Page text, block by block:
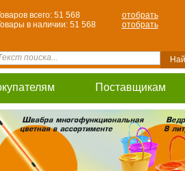
всего: 51 568
отобрать
в наличии: 51 568
отобрать
Поставщикам